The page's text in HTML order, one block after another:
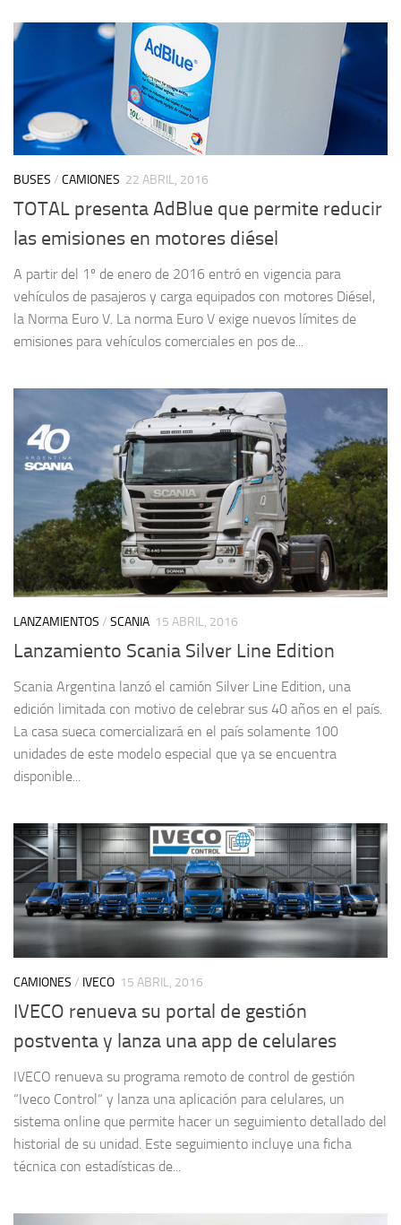
BUSES / CAMIONES 22 ABRIL, 2016
TOTAL presenta AdBlue que permite reducir
las emisiones en motores diésel
A partir del 1º de enero de 2016 entró en vigencia para
vehículos de pasajeros y carga equipados con motores Diésel,
la Norma Euro V. La norma Euro V exige nuevos límites de
emisiones para vehículos comerciales en pos de...
LANZAMIENTOS / SCANIA 15 ABRIL, 2016
Lanzamiento Scania Silver Line Edition
Scania Argentina lanzó el camión Silver Line Edition, una
edición limitada con motivo de celebrar sus 40 años en el país.
La casa sueca comercializará en el país solamente 100
unidades de este modelo especial que ya se encuentra
disponible...
CAMIONES / IVECO 15 ABRIL, 2016
IVECO renueva su portal de gestión
postventa y lanza una app de celulares
IVECO renueva su programa remoto de control de gestión
“Iveco Control“ y lanza una aplicación para celulares, un
sistema online que permite hacer un seguimiento detallado del
historial de su unidad. Este seguimiento incluye una ficha
técnica con estadísticas de...